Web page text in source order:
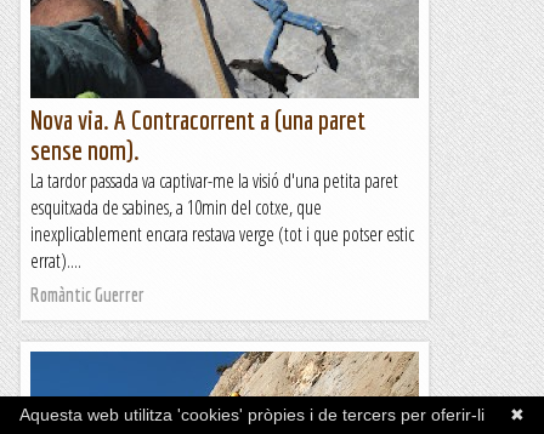
Nova via. A Contracorrent a (una paret
sense nom).
La tardor passada va captivar-me la visió d'una petita paret
esquitxada de sabines, a 10min del cotxe, que
inexplicablement encara restava verge (tot i que potser estic
errat)....
Romàntic Guerrer
✖
Aquesta web utilitza 'cookies' pròpies i de tercers per oferir-li